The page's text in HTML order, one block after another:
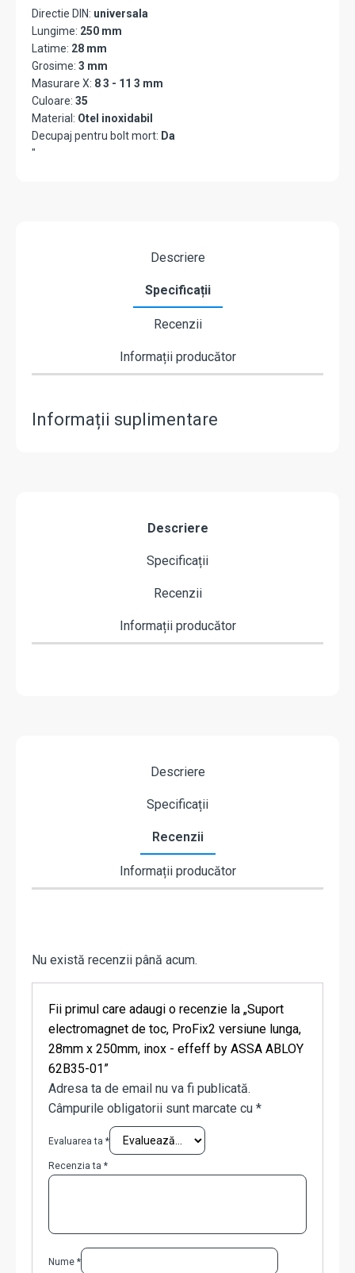
Directie DIN: universala
Lungime: 250 mm
Latime: 28 mm
Grosime: 3 mm
Masurare X: 8 3 - 11 3 mm
Culoare: 35
Material: Otel inoxidabil
Decupaj pentru bolt mort: Da
"
Descriere
Specificații
Recenzii
Informații producător
Informații suplimentare
Descriere
Specificații
Recenzii
Informații producător
Descriere
Specificații
Recenzii
Informații producător
Nu există recenzii până acum.
Fii primul care adaugi o recenzie la „Suport
electromagnet de toc, ProFix2 versiune lunga,
28mm x 250mm, inox - effeff by ASSA ABLOY
62B35-01”
Adresa ta de email nu va fi publicată.
Câmpurile obligatorii sunt marcate cu *
Evaluarea ta *
Recenzia ta *
Nume *